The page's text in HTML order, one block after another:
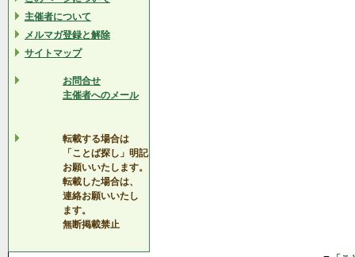
主催者について
メルマガ登録と解除
サイトマップ
お問合せ
主催者へのメール
転載する場合は
「ことば探し」明記
お願いいたします。
転載した場合は、
連絡お願いいたし
ます。
無断掲載禁止